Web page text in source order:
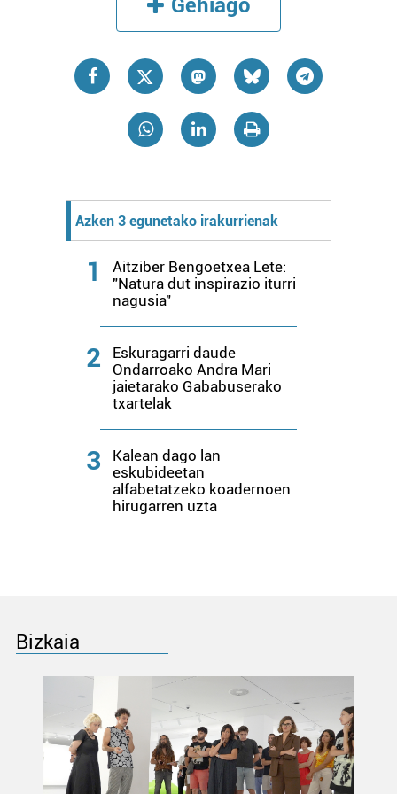
Gehiago
Azken 3 egunetako irakurrienak
1
Aitziber Bengoetxea Lete:
"Natura dut inspirazio iturri
nagusia"
2
Eskuragarri daude
Ondarroako Andra Mari
jaietarako Gababuserako
txartelak
3
Kalean dago lan
eskubideetan
alfabetatzeko koadernoen
hirugarren uzta
Bizkaia